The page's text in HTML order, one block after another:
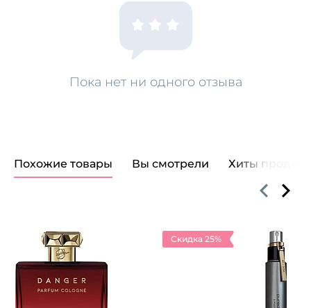
Пока нет ни одного отзыва
Похожие товары Вы смотрели Хиты продаж
Скидка 25%